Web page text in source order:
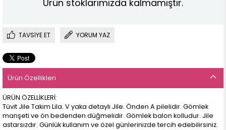
Ürün stoklarımızda kalmamıştır.
TAVSIYE ET YORUM YAZ
Ürün Özellikleri
ÜRÜN ÖZELLİKLERİ:
Tüvit Jile Takım Lila. V yaka detaylı Jile. Önden A pilelidir. Gömlek
manşeti ve ön bedenden düğmelidir. Gömlek balon kolludur. Jile
astarsızdır. Günlük kullanım ve özel günlerinizde tercih edebilirsiniz.